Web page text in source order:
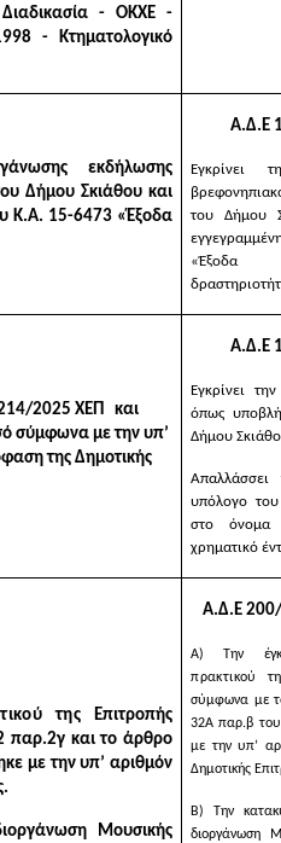
Διαδικασία - ΟΚΧΕ -
- Κτηματολογικό
εκδήλωσης
Δήμου Σκιάθου και
Κ.Α. 15-6473 «Έξοδα
Α.Δ.Ε
Εγκρίνει
του Δήμου
«Έξοδα
2025 ΧΕΠ και
σύμφωνα με την υπ’
της Δημοτικής
Α.Δ.Ε
Εγκρίνει
όπως
Δήμου
υπόλογο
στο όνομα
χρηματικό
της
Επιτροπής
παρ.2γ και το άρθρο
με την υπ’ αριθμόν
Μουσικής
Α.Δ.Ε
Α) Την
πρακτικού
σύμφωνα με
32Α παρ.β του
με την υπ’
Δημοτικής
Β) Την
διοργάνωση